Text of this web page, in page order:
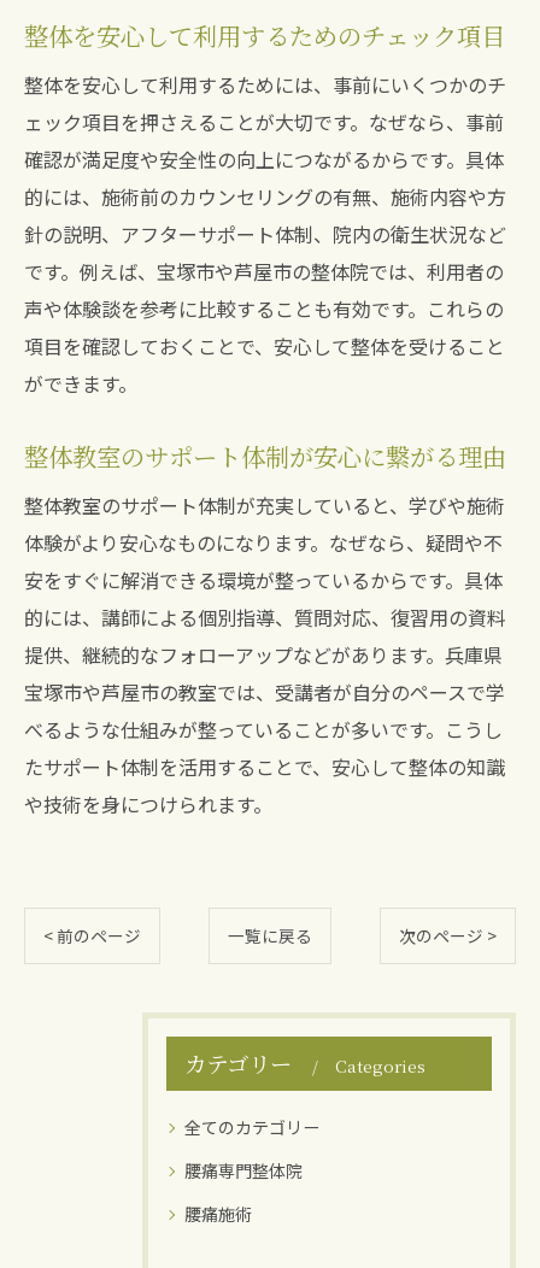
整体を安心して利用するためのチェック項目
整体を安心して利用するためには、事前にいくつかのチ
ェック項目を押さえることが大切です。なぜなら、事前
確認が満足度や安全性の向上につながるからです。具体
的には、施術前のカウンセリングの有無、施術内容や方
針の説明、アフターサポート体制、院内の衛生状況など
です。例えば、宝塚市や芦屋市の整体院では、利用者の
声や体験談を参考に比較することも有効です。これらの
項目を確認しておくことで、安心して整体を受けること
ができます。
整体教室のサポート体制が安心に繋がる理由
整体教室のサポート体制が充実していると、学びや施術
体験がより安心なものになります。なぜなら、疑問や不
安をすぐに解消できる環境が整っているからです。具体
的には、講師による個別指導、質問対応、復習用の資料
提供、継続的なフォローアップなどがあります。兵庫県
宝塚市や芦屋市の教室では、受講者が自分のペースで学
べるような仕組みが整っていることが多いです。こうし
たサポート体制を活用することで、安心して整体の知識
や技術を身につけられます。
< 前のページ 一覧に戻る 次のページ >
カテゴリー Categories
全てのカテゴリー
腰痛専門整体院
腰痛施術